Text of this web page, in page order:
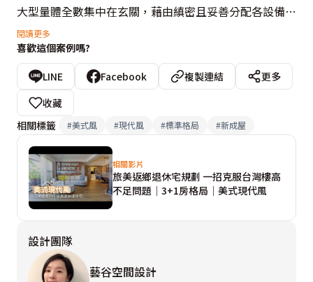
大型量體全數集中在玄關，藉由縝密且妥善分配各設備位
置，營造舒適樓高。同時，色彩計畫呼應屋主鍾愛的溫潤
木地板，選定樸實無華的大地色系，共演和諧一致的美學
語彙。
格局重塑方面，除了使原本的3房規劃升級成3+1房，作
運動、休憩等多功能用途之外，盡可能最大化開放式公領
域的視覺空間感，將收納規劃在四周，創建流暢的客、餐
廳和廚房動線。像是廚房從原本的封閉式改為開放式，並
貼心替冰箱新添專屬隔間，其面料所運用的石材，演繹獨
具裝飾性的核心焦點；餐廳柱狀結構形成的凹洞則搖身一
變，變幻檯面式茶水區，搭配隱藏式木紋拉門，帶上即成
質感主牆。
閱讀更多
喜歡這個案例嗎?
LINE Facebook 複製連結
更多
收藏
相關標籤
#美式風 #現代風 #標準格局 #新成屋
相關影片
旅美返鄉退休宅規劃 一招克服台灣樓高
不足問題│3+1房格局│美式現代風
設計團隊
藝谷空間設計